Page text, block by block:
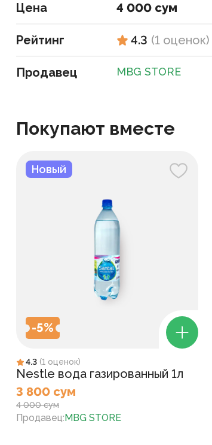
Цена
Рейтинг
Продавец
4 000 сум
4.3 (1 оценок)
MBG STORE
Покупают вместе
-5%
Новый
4.3 (1 оценок)
Nestle вода газированный 1л
3 800 сум
4 000 сум
Продавец:MBG STORE